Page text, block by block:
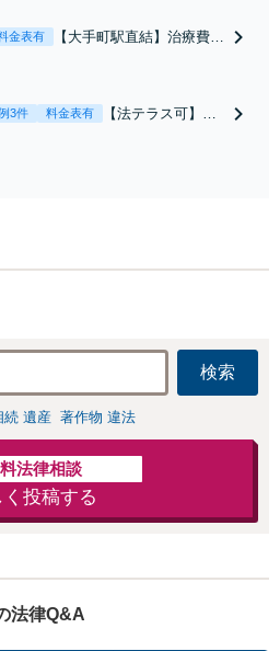
金表有
【大手町駅直結】治療費の
償額が提案されていても、
保険会社と粘り強く交渉を
3件 料金表有
【法テラス可】
せた解決策をご提
再生など幅広い分
野に対応。人生の
再出発をサポート
【初回面談無料】
検索
続 遺産 著作物 違法
法律相談
く投稿する
法律Q&A